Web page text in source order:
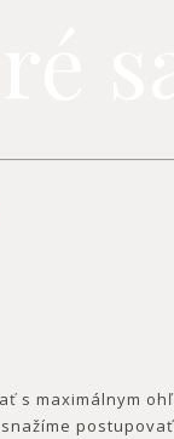
s maximálnym